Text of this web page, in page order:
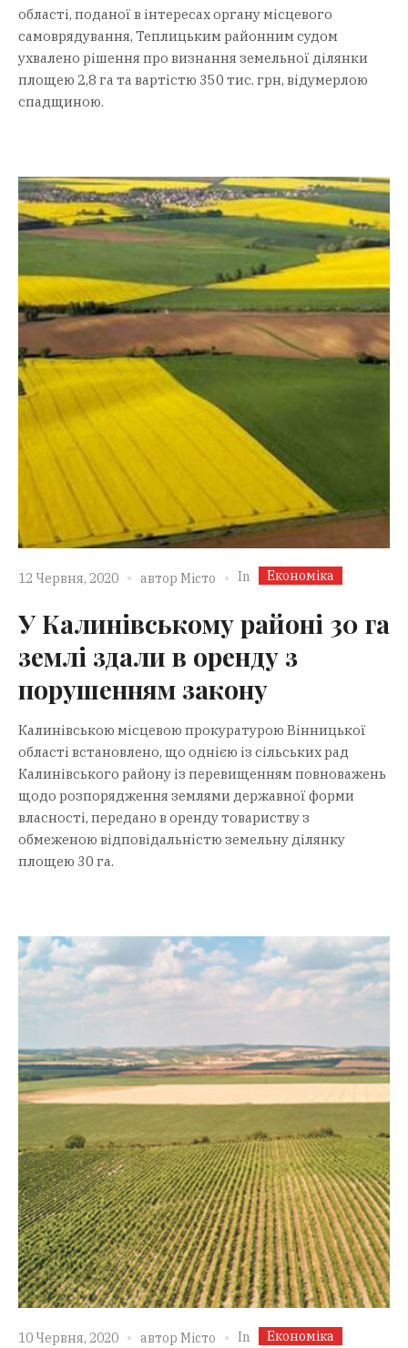
області, поданої в інтересах органу місцевого
самоврядування, Теплицьким районним судом
ухвалено рішення про визнання земельної ділянки
площею 2,8 га та вартістю 350 тис. грн, відумерлою
спадщиною.
12 Червня, 2020 автор Місто In Економіка
У Калинівському районі 30 га
землі здали в оренду з
порушенням закону
Калинівською місцевою прокуратурою Вінницької
області встановлено, що однією із сільських рад
Калинівського району із перевищенням повноважень
щодо розпорядження землями державної форми
власності, передано в оренду товариству з
обмеженою відповідальністю земельну ділянку
площею 30 га.
10 Червня, 2020 автор Місто In Економіка